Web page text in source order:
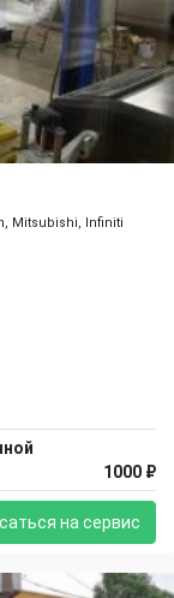
Mitsubishi, Infiniti
1000 ₽
на сервис